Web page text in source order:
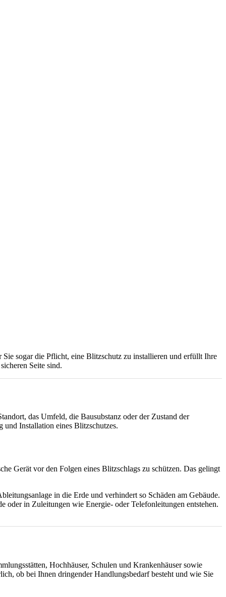
sogar die Pflicht, eine Blitzschutz zu installieren und erfüllt Ihre
Seite sind.
das Umfeld, die Bausubstanz oder der Zustand der
Installation eines Blitzschutzes.
Gerät vor den Folgen eines Blitzschlags zu schützen. Das gelingt
in die Erde und verhindert so Schäden am Gebäude.
oder in Zuleitungen wie Energie- oder Telefonleitungen entstehen.
Hochhäuser, Schulen und Krankenhäuser sowie
ob bei Ihnen dringender Handlungsbedarf besteht und wie Sie